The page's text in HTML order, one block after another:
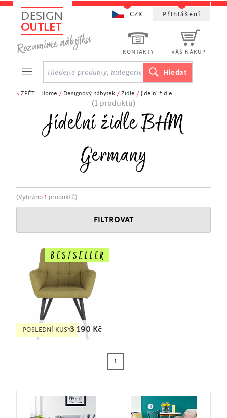
< ZPĚT Home / Designový nábytek / Židle / Jídelní židle
(1 produktů)
Jídelní židle BHM
Germany
(Vybráno 1 produktů)
FILTROVAT
POSLEDNÍ KUSY3 190 Kč
1
KONTAKTY VÁŠ NÁKUP
CZK Přihlášení